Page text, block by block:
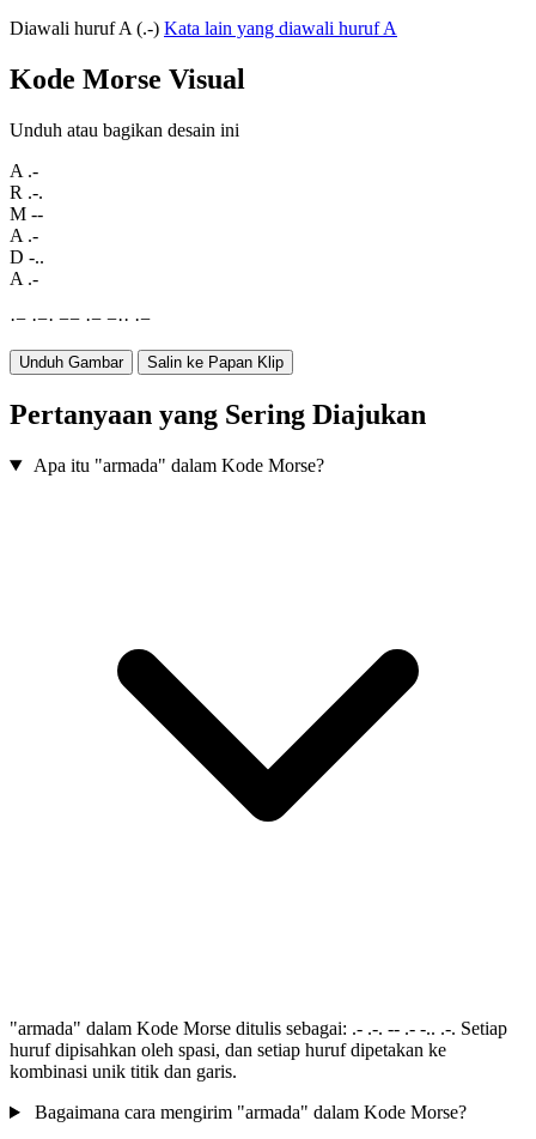
Diawali huruf A (.-) Kata lain yang diawali huruf A
Kode Morse Visual
Unduh atau bagikan desain ini
A .-
R .-.
M --
A .-
D -..
A .-
·− ·−· −− ·− −·· ·−
Unduh Gambar Salin ke Papan Klip
Pertanyaan yang Sering Diajukan
Apa itu "armada" dalam Kode Morse?
"armada" dalam Kode Morse ditulis sebagai: .- .-. -- .- -.. .-. Setiap
huruf dipisahkan oleh spasi, dan setiap huruf dipetakan ke
kombinasi unik titik dan garis.
Bagaimana cara mengirim "armada" dalam Kode Morse?